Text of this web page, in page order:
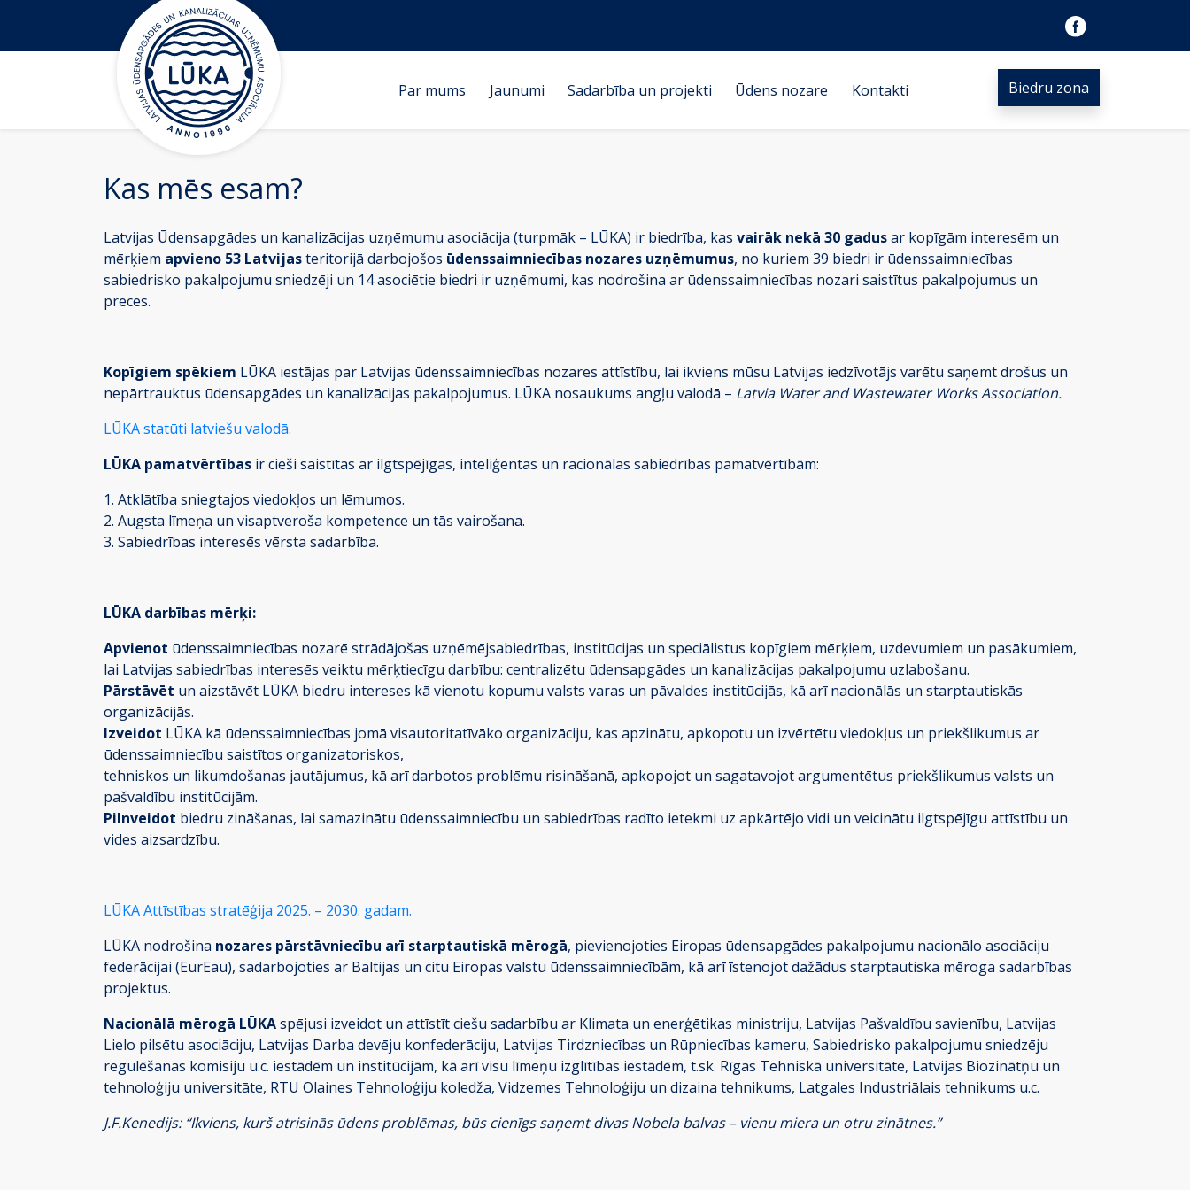
Par mums Jaunumi Sadarbība un projekti Ūdens nozare Kontakti Biedru zona
Kas mēs esam?
Latvijas Ūdensapgādes un kanalizācijas uzņēmumu asociācija (turpmāk – LŪKA) ir biedrība, kas vairāk nekā 30 gadusar kopīgām interesēm un
mērķiem apvieno 53 Latvijasteritorijā darbojošos ūdenssaimniecības nozares uzņēmumus, no kuriem 39 biedri ir ūdenssaimniecības
sabiedrisko pakalpojumu sniedzēji un 14 asociētie biedri ir uzņēmumi, kas nodrošina ar ūdenssaimniecības nozari saistītus pakalpojumus un
preces.
Kopīgiem spēkiem LŪKA iestājas par Latvijas ūdenssaimniecības nozares attīstību, lai ikviens mūsu Latvijas iedzīvotājs varētu saņemt drošus un
nepārtrauktus ūdensapgādes un kanalizācijas pakalpojumus. LŪKA nosaukums angļu valodā – Latvia Water and Wastewater Works Association.
LŪKA statūti latviešu valodā.
LŪKA pamatvērtības ir cieši saistītas ar ilgtspējīgas, inteliģentas un racionālas sabiedrības pamatvērtībām:
1. Atklātība sniegtajos viedokļos un lēmumos.
2. Augsta līmeņa un visaptveroša kompetence un tās vairošana.
3. Sabiedrības interesēs vērsta sadarbība.
LŪKA darbības mērķi:
Apvienot ūdenssaimniecības nozarē strādājošas uzņēmējsabiedrības, institūcijas un speciālistus kopīgiem mērķiem, uzdevumiem un pasākumiem,
lai Latvijas sabiedrības interesēs veiktu mērķtiecīgu darbību: centralizētu ūdensapgādes un kanalizācijas pakalpojumu uzlabošanu.
Pārstāvēt un aizstāvēt LŪKA biedru intereses kā vienotu kopumu valsts varas un pāvaldes institūcijās, kā arī nacionālās un starptautiskās
organizācijās.
Izveidot LŪKA kā ūdenssaimniecības jomā visautoritatīvāko organizāciju, kas apzinātu, apkopotu un izvērtētu viedokļus un priekšlikumus ar
ūdenssaimniecību saistītos organizatoriskos,
tehniskos un likumdošanas jautājumus, kā arī darbotos problēmu risināšanā, apkopojot un sagatavojot argumentētus priekšlikumus valsts un
pašvaldību institūcijām.
Pilnveidot biedru zināšanas, lai samazinātu ūdenssaimniecību un sabiedrības radīto ietekmi uz apkārtējo vidi un veicinātu ilgtspējīgu attīstību un
vides aizsardzību.
LŪKA Attīstības stratēģija 2025. – 2030. gadam.
LŪKA nodrošina nozares pārstāvniecību arī starptautiskā mērogā, pievienojoties Eiropas ūdensapgādes pakalpojumu nacionālo asociāciju
federācijai (EurEau), sadarbojoties ar Baltijas un citu Eiropas valstu ūdenssaimniecībām, kā arī īstenojot dažādus starptautiska mēroga sadarbības
projektus.
Nacionālā mērogā LŪKAspējusi izveidot un attīstīt ciešu sadarbību ar Klimata un enerģētikas ministriju, Latvijas Pašvaldību savienību, Latvijas
Lielo pilsētu asociāciju, Latvijas Darba devēju konfederāciju, Latvijas Tirdzniecības un Rūpniecības kameru, Sabiedrisko pakalpojumu sniedzēju
regulēšanas komisiju u.c. iestādēm un institūcijām, kā arī visu līmeņu izglītības iestādēm, t.sk. Rīgas Tehniskā universitāte, Latvijas Biozinātņu un
tehnoloģiju universitāte, RTU Olaines Tehnoloģiju koledža, Vidzemes Tehnoloģiju un dizaina tehnikums, Latgales Industriālais tehnikums u.c.
J.F.Kenedijs: “Ikviens, kurš atrisinās ūdens problēmas, būs cienīgs saņemt divas Nobela balvas – vienu miera un otru zinātnes.”